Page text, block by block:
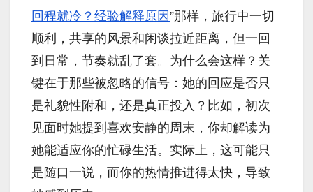
回程就冷？经验解释原因”那样，旅行中一切
顺利，共享的风景和闲谈拉近距离，但一回
到日常，节奏就乱了套。为什么会这样？关
键在于那些被忽略的信号：她的回应是否只
是礼貌性附和，还是真正投入？比如，初次
见面时她提到喜欢安静的周末，你却解读为
她能适应你的忙碌生活。实际上，这可能只
是随口一说，而你的热情推进得太快，导致